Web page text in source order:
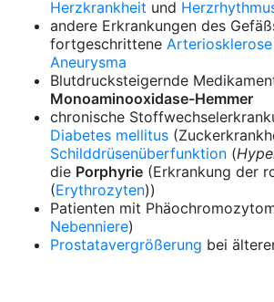
Herzkrankheit und
andere Erkrankungen des
fortgeschrittene Arteriosklerose
Aneurysma
Blutdrucksteigernde
Monoaminooxidase-Hemmer
chronische
Diabetes mellitus
Schilddrüsenüberfunktion (
die Porphyrie (Erkrankung der
(Erythrozyten))
Patienten mit
Nebenniere)
Prostatavergrößerung bei